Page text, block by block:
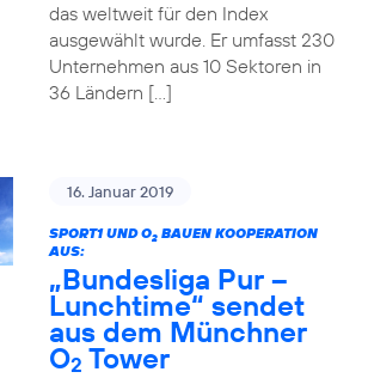
das weltweit für den Index
ausgewählt wurde. Er umfasst 230
Unternehmen aus 10 Sektoren in
36 Ländern […]
16. Januar 2019
SPORT1 UND O2BAUEN KOOPERATION
AUS:
„Bundesliga Pur –
Lunchtime“ sendet
aus dem Münchner
O2 Tower